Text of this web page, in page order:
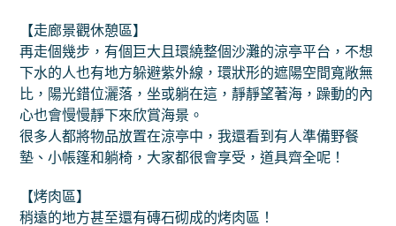
【走廊景觀休憩區】
再走個幾步，有個巨大且環繞整個沙灘的涼亭平台，不想
下水的人也有地方躲避紫外線，環狀形的遮陽空間寬敞無
比，陽光錯位灑落，坐或躺在這，靜靜望著海，躁動的內
心也會慢慢靜下來欣賞海景。
很多人都將物品放置在涼亭中，我還看到有人準備野餐
墊、小帳篷和躺椅，大家都很會享受，道具齊全呢！
【烤肉區】
稍遠的地方甚至還有磚石砌成的烤肉區！